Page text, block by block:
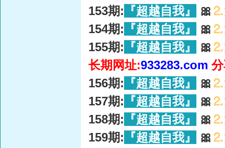
153期: 『超越自我』 🎀 ⒉
154期: 『超越自我』 🎀 ⒉
155期: 『超越自我』 🎀 ⒉
长期网址:933283.com
156期: 『超越自我』 🎀 ⒉
157期: 『超越自我』 🎀 ⒉
158期: 『超越自我』 🎀 ⒉
159期: 『超越自我』 🎀 ⒉